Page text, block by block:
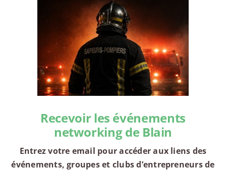
Recevoir les événements
networking de Blain
Entrez votre email pour accéder aux liens des
événements, groupes et clubs d’entrepreneurs de